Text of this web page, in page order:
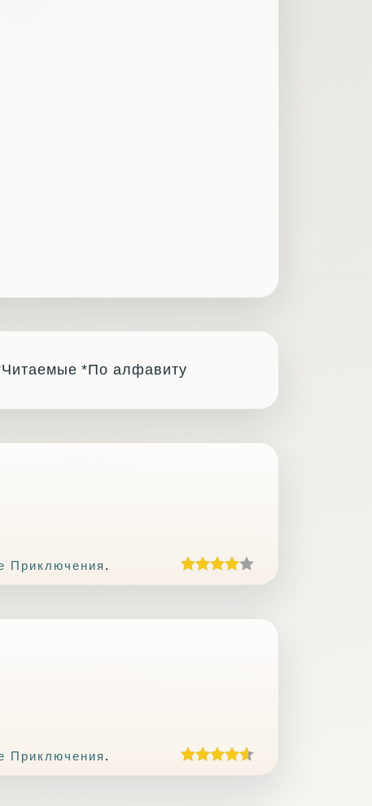
*По алфавиту
Приключения .
Приключения .